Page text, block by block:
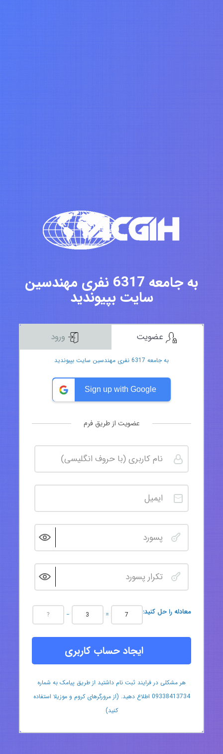
به جامعه 6317 نفری مهندسین
سایت بپیوندید
به جامعه 6317 نفری مهندسین سایت بپیوندید
Sign up with Google
عضویت از طریق فرم
:معادله را حل کنید − =
ایجاد حساب کاربری
هر مشکلی در فرایند ثبت نام داشتید از طریق پیامک به شماره
09338413734 اطلاع دهید. (از مرورگرهای کروم و موزیلا استفاده
کنید)